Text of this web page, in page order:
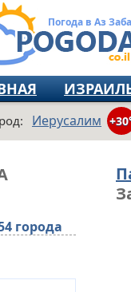
Погода в Аз
Иерусалим
города